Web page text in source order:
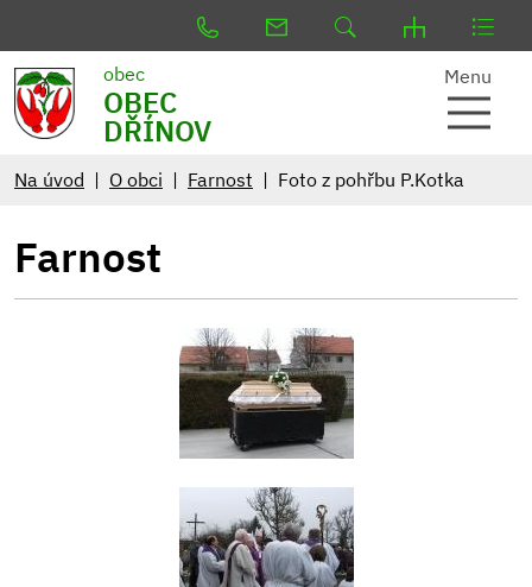
obec
OBEC
DŘÍNOV
Menu
Na úvod O obci Farnost Foto z pohřbu P.Kotka
Farnost